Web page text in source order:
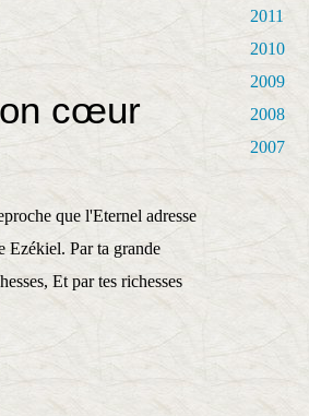
cœur
que l'Eternel adresse
Ezékiel. Par ta grande
Et par tes richesses
2011
2010
2009
2008
2007